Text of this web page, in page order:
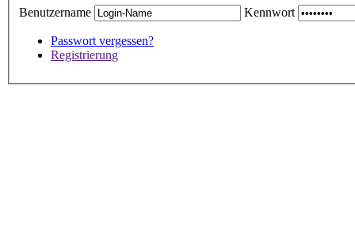
Benutzername
Kennwort
Passwort vergessen?
Registrierung